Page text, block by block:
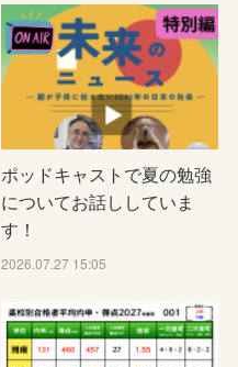
ポッドキャストで夏の勉強
についてお話ししていま
す！
2026.07.27 15:05